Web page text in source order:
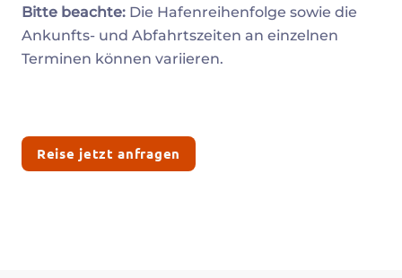
Bitte beachte: Die Hafenreihenfolge sowie die
Ankunfts- und Abfahrtszeiten an einzelnen
Terminen können variieren.
Reise jetzt anfragen